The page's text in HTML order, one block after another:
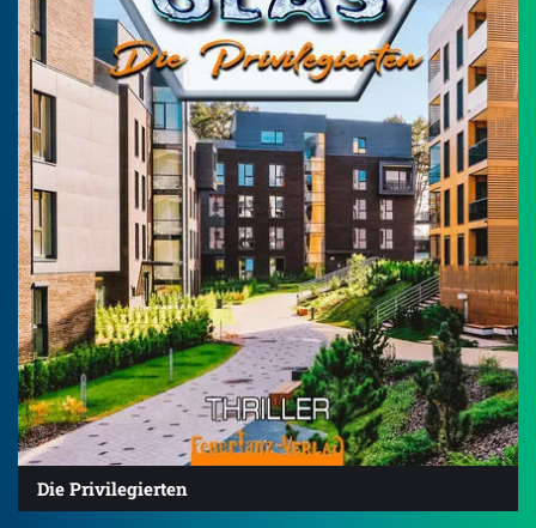
Die Privilegierten